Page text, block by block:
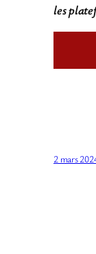
les
2 mars